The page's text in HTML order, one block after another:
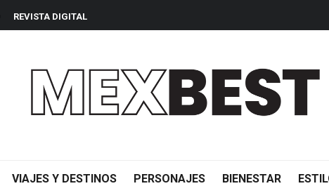
REVISTA DIGITAL
VIAJES Y DESTINOS PERSONAJES BIENESTAR